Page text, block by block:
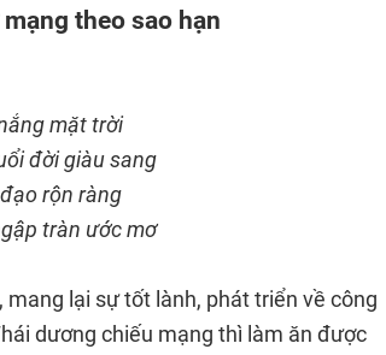
theo sao hạn
mặt trời
đời giàu sang
rộn ràng
tràn ước mơ
mang lại sự tốt lành, phát triển về công
dương chiếu mạng thì làm ăn được